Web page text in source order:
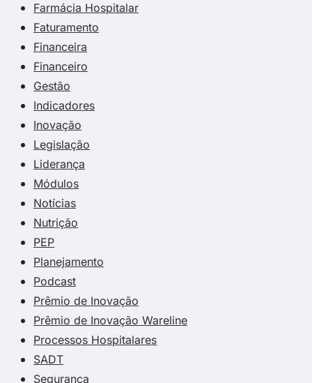
Farmácia Hospitalar
Faturamento
Financeira
Financeiro
Gestão
Indicadores
Inovação
Legislação
Liderança
Módulos
Notícias
Nutrição
PEP
Planejamento
Podcast
Prêmio de Inovação
Prêmio de Inovação Wareline
Processos Hospitalares
SADT
Segurança